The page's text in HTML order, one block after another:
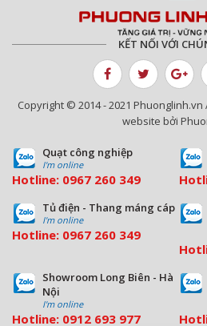
KẾT NỐI VỚI
Copyright © 2014 - 2021 Phuonglinh.vn
website bởi
Quạt công nghiệp
I'm online
Hotline: 0967 260 349
Tủ điện - Thang máng cáp
I'm online
Hotline: 0967 260 349
Showroom Long Biên - Hà
Nội
I'm online
Hotline: 0912 693 977